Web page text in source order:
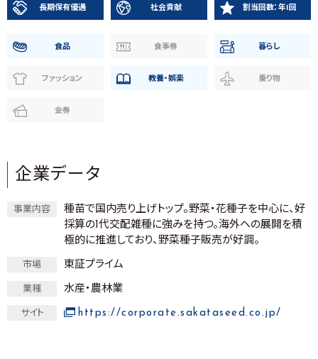
長期保有優遇 社会貢献 割当回数：年1回
食品 食事券 暮らし
ファッション 教養・娯楽 乗り物
金券
企業データ
事業内容
種苗で国内売り上げトップ。野菜・花種子を中心に、好
採算の1代交配雑種に強みを持つ。海外への展開を積
極的に推進しており、野菜種子販売が好調。
市場 東証プライム
業種 水産・農林業
サイト https://corporate.sakataseed.co.jp/